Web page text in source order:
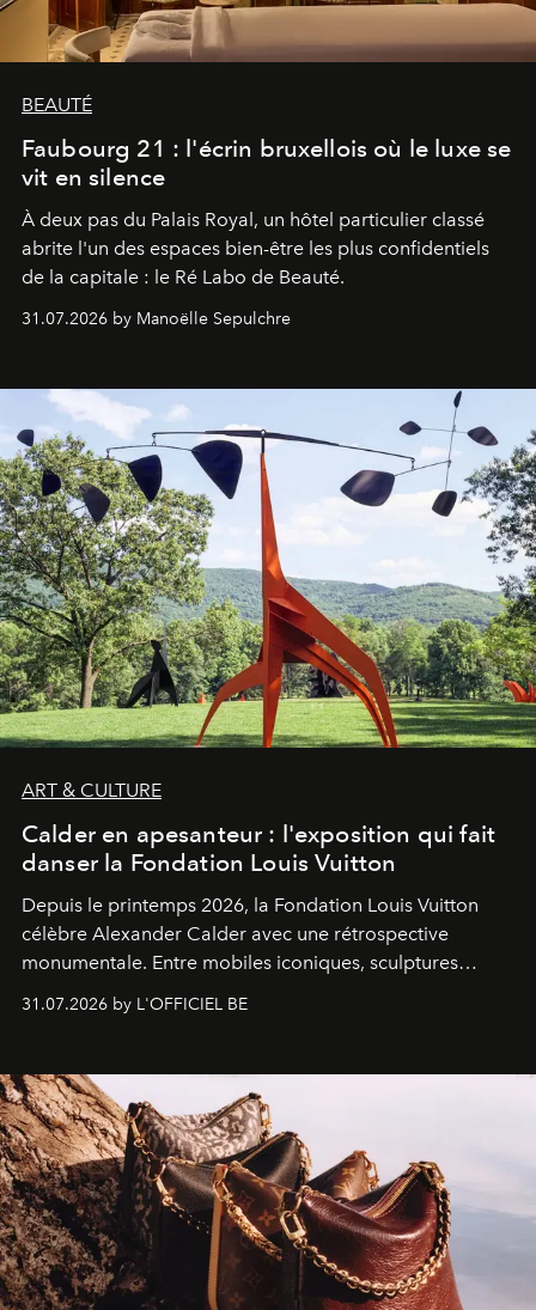
BEAUTÉ
Faubourg 21 : l'écrin bruxellois où le luxe se
vit en silence
À deux pas du Palais Royal, un hôtel particulier classé
abrite l'un des espaces bien-être les plus confidentiels
de la capitale : le Ré Labo de Beauté.
31.07.2026 by Manoëlle Sepulchre
ART & CULTURE
Calder en apesanteur : l'exposition qui fait
danser la Fondation Louis Vuitton
Depuis le printemps 2026, la Fondation Louis Vuitton
célèbre Alexander Calder avec une rétrospective
monumentale. Entre mobiles iconiques, sculptures
américain investit les espaces imaginés par Frank Gehry
sculpture.
31.07.2026 by L'OFFICIEL BE